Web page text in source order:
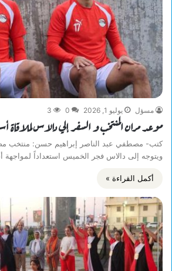
مسؤل يوليو 1, 2026 0
3
موعد مران المنتخب و السفر إلي دالاس لملاقاة
كتب- مصطفي عبد الناصر إبراهيم حسن: منتخب
ويتوجه إلى دالاس فجر الخميس استعداداً لمواجهة
أكمل القراءة »